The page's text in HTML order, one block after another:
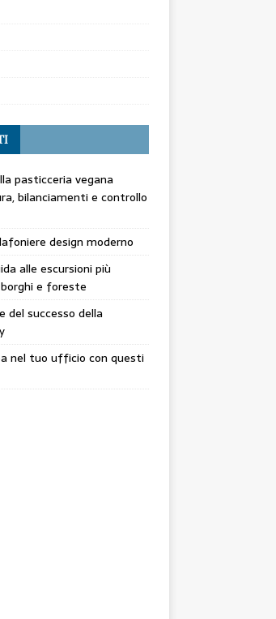
pasticceria vegana
bilanciamenti e controllo
design moderno
alle escursioni più
e foreste
del successo della
nel tuo ufficio con questi